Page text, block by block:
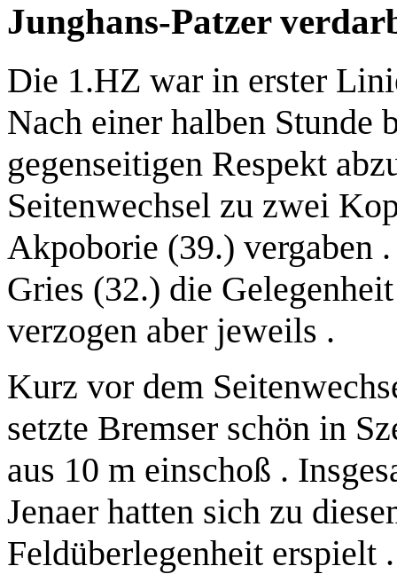
Junghans-Patzer
Die 1.HZ war in erster
Nach einer halben Stunde
gegenseitigen Respekt
Seitenwechsel zu zwei
Akpoborie (39.) vergaben
Gries (32.) die
verzogen aber jeweils .
Kurz vor dem
setzte Bremser schön in
aus 10 m einschoß .
Jenaer hatten sich zu
Feldüberlegenheit erspielt .